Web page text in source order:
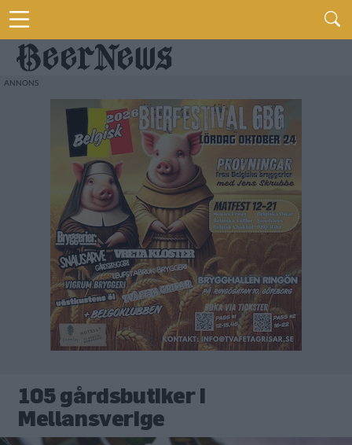
105 gårdsbutiker i
Mellansverige